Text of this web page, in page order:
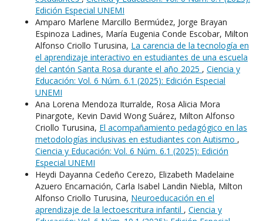
Edición Especial UNEMI
Amparo Marlene Marcillo Bermúdez, Jorge Brayan
Espinoza Ladines, María Eugenia Conde Escobar, Milton
Alfonso Criollo Turusina, La carencia de la tecnología en
el aprendizaje interactivo en estudiantes de una escuela
del cantón Santa Rosa durante el año 2025 , Ciencia y
Educación: Vol. 6 Núm. 6.1 (2025): Edición Especial
UNEMI
Ana Lorena Mendoza Iturralde, Rosa Alicia Mora
Pinargote, Kevin David Wong Suárez, Milton Alfonso
Criollo Turusina, El acompañamiento pedagógico en las
metodologías inclusivas en estudiantes con Autismo ,
Ciencia y Educación: Vol. 6 Núm. 6.1 (2025): Edición
Especial UNEMI
Heydi Dayanna Cedeño Cerezo, Elizabeth Madelaine
Azuero Encarnación, Carla Isabel Landin Niebla, Milton
Alfonso Criollo Turusina, Neuroeducación en el
aprendizaje de la lectoescritura infantil , Ciencia y